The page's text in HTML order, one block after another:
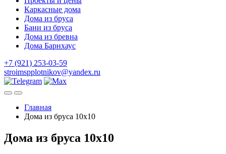
Каркасные дома
Дома из бруса
Бани из бруса
Дома из бревна
Дома Барнхаус
+7 (921) 253-03-59
stroimspplotnikov@yandex.ru
Главная
Дома из бруса 10x10
Дома из бруса 10x10